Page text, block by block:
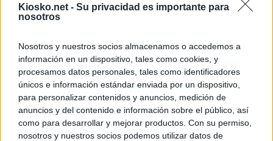
Kiosko.net - Su privacidad es importante para
nosotros
Nosotros y nuestros socios almacenamos o accedemos a
información en un dispositivo, tales como cookies, y
procesamos datos personales, tales como identificadores
únicos e información estándar enviada por un dispositivo,
para personalizar contenidos y anuncios, medición de
anuncios y del contenido e información sobre el público, así
como para desarrollar y mejorar productos. Con su permiso,
nosotros y nuestros socios podemos utilizar datos de